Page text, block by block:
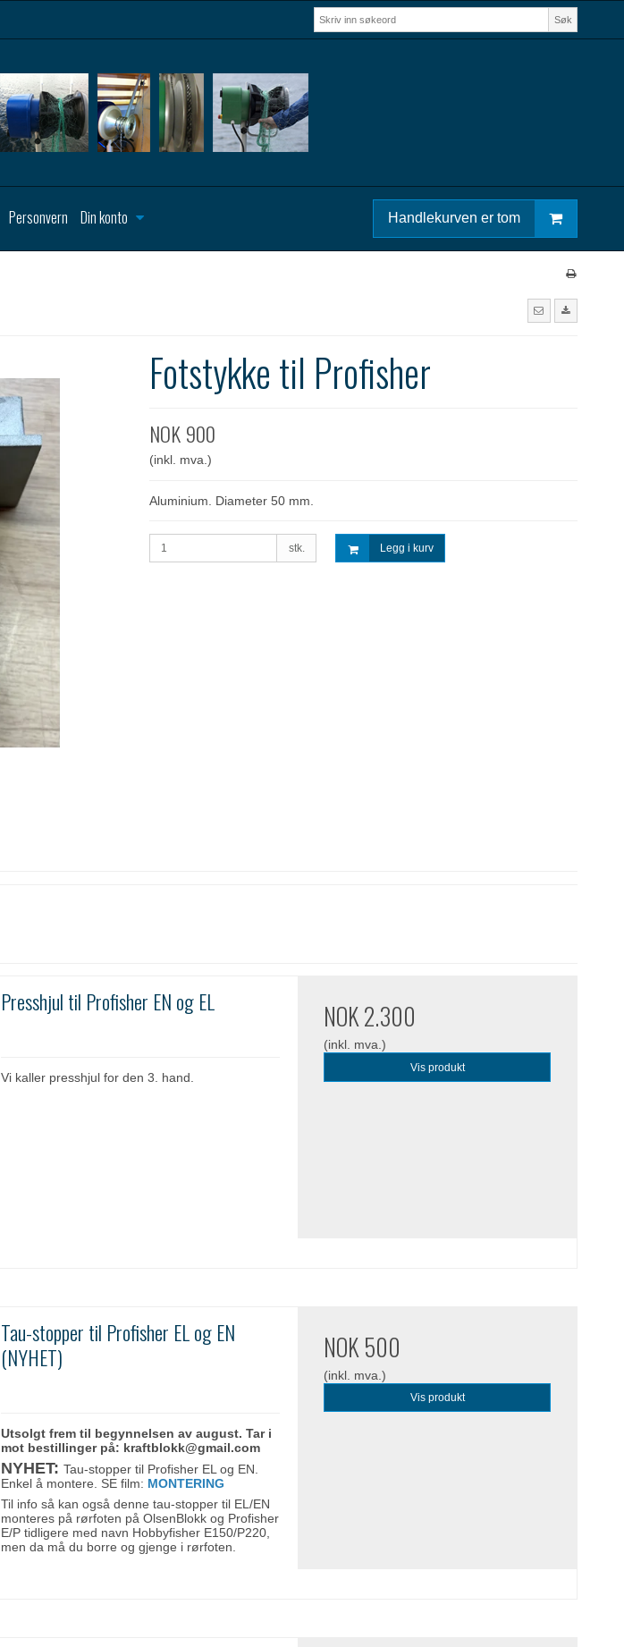
Søk
Personvern Din konto Handlekurven er tom
Fotstykke til Profisher
NOK 900
(inkl. mva.)
Aluminium. Diameter 50 mm.
stk. Legg i kurv
Presshjul til Profisher EN og EL
Vi kaller presshjul for den 3. hand.
NOK 2.300
(inkl. mva.)
Vis produkt
Tau-stopper til Profisher EL og EN
(NYHET)
Utsolgt frem til begynnelsen av august. Tar i
mot bestillinger på: kraftblokk@gmail.com
NYHET:Tau-stopper til Profisher EL og EN.
Enkel å montere. SE film: MONTERING
Til info så kan også denne tau-stopper til EL/EN
monteres på rørfoten på OlsenBlokk og Profisher
E/P tidligere med navn Hobbyfisher E150/P220,
men da må du borre og gjenge i rørfoten.
NOK 500
(inkl. mva.)
Vis produkt